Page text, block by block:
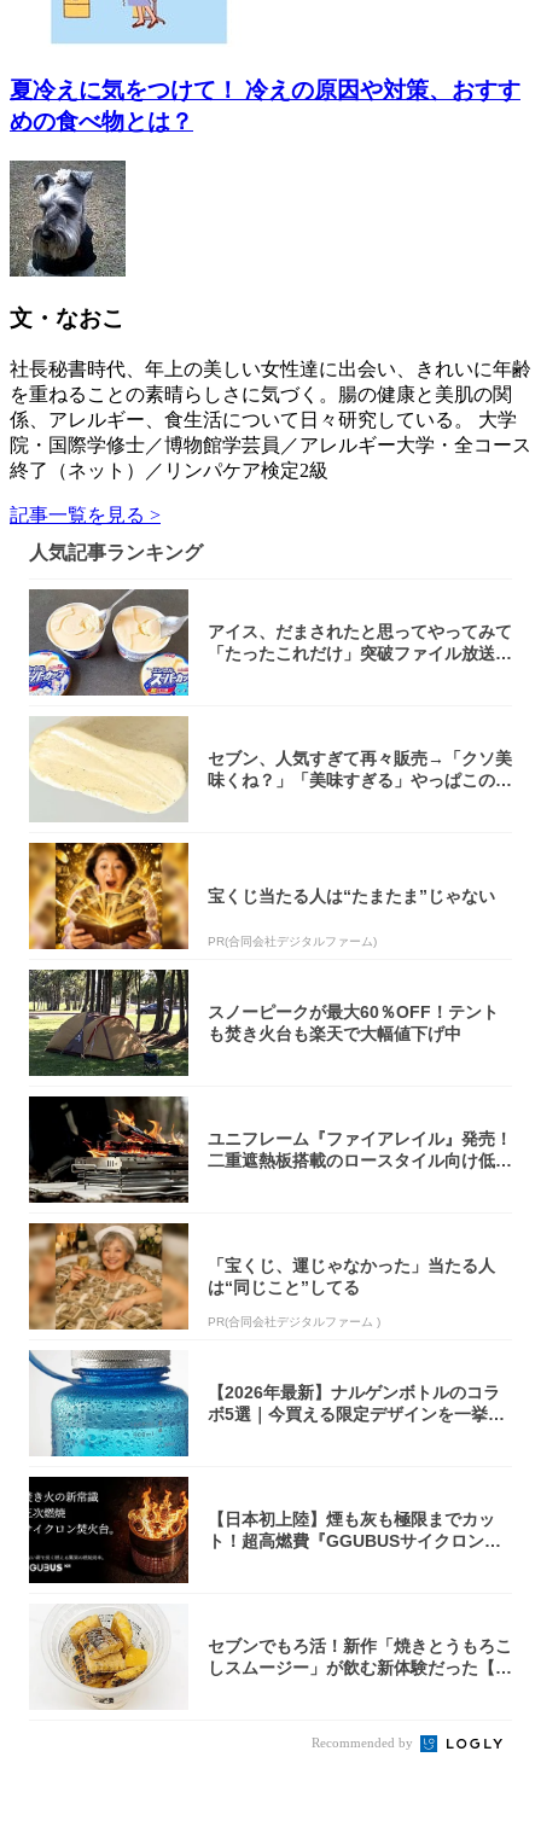
夏冷えに気をつけて！ 冷えの原因や対策、おすす
めの食べ物とは？
文・なおこ
社長秘書時代、年上の美しい女性達に出会い、きれいに年齢
を重ねることの素晴らしさに気づく。腸の健康と美肌の関
係、アレルギー、食生活について日々研究している。 大学
院・国際学修士／博物館学芸員／アレルギー大学・全コース
終了（ネット）／リンパケア検定2級
記事一覧を見る >
人気記事ランキング
アイス、だまされたと思ってやってみて
「たったこれだけ」突破ファイル放送で
セブン、人気すぎて再々販売→「クソ美
味くね？」「美味すぎる」やっぱこのク
宝くじ当たる人は“たまたま”じゃない
PR(合同会社デジタルファーム)
スノーピークが最大60％OFF！テント
も焚き火台も楽天で大幅値下げ中
ユニフレーム『ファイアレイル』発売！
二重遮熱板搭載のロースタイル向け低型
「宝くじ、運じゃなかった」当たる人
は“同じこと”してる
PR(合同会社デジタルファーム )
【2026年最新】ナルゲンボトルのコラ
ボ5選｜今買える限定デザインを一挙紹
【日本初上陸】煙も灰も極限までカッ
ト！超高燃費『GGUBUSサイクロン焚
セブンでもろ活！新作「焼きとうもろこ
しスムージー」が飲む新体験だった【東
Recommended by